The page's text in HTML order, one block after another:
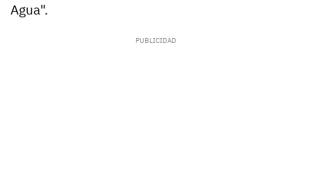
Agua".